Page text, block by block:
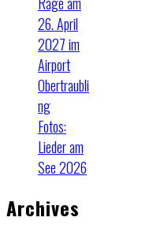
26. April
2027 im
Airport
Obertraubli
ng
Fotos:
Lieder am
See 2026
Archives